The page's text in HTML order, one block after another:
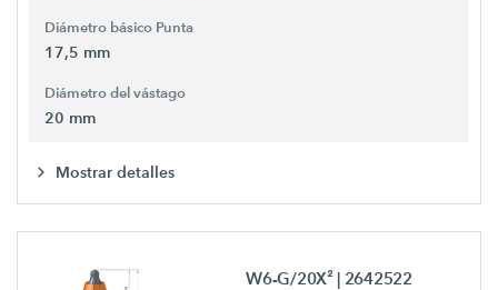
Diámetro básico Punta
17,5 mm
Diámetro del vástago
20 mm
Mostrar detalles
W6-G/20X² | 2642522